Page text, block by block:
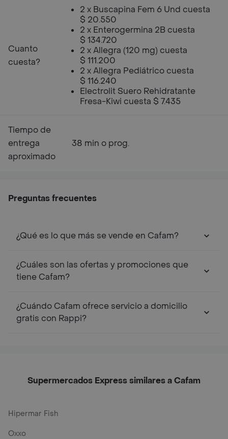
Cuanto
cuesta?
2 x Buscapina Fem 6 Und cuesta
$ 20.550
2 x Enterogermina 2B cuesta
$ 134.720
2 x Allegra (120 mg) cuesta
$ 111.200
2 x Allegra Pediátrico cuesta
$ 116.240
Electrolit Suero Rehidratante
Fresa-Kiwi cuesta $ 7.435
Tiempo de
entrega
aproximado
38 min o prog.
Preguntas frecuentes
¿Qué es lo que más se vende en Cafam?
¿Cuáles son las ofertas y promociones que
tiene Cafam?
¿Cuándo Cafam ofrece servicio a domicilio
gratis con Rappi?
Supermercados Express similares a Cafam
Hipermar Fish
Oxxo